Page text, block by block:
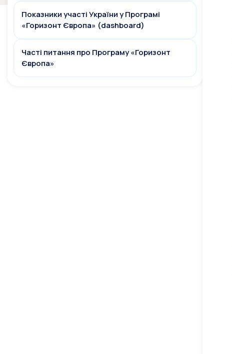
Показники участі України у Програмі
«Горизонт Європа» (dashboard)
Часті питання про Програму «Горизонт
Європа»